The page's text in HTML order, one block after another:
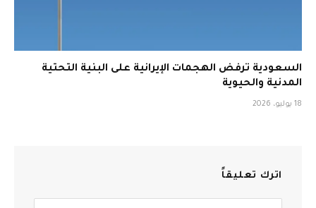
السعودية ترفض الهجمات الإيرانية على البنية التحتية
المدنية والحيوية
18 يوليو، 2026
اترك تعليقاً